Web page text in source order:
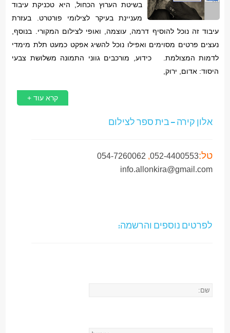
בשיטת הערוץ הכחול, היא טכניקת עיבוד
מעניינת בעיקר לצילומי פורטרט. בעזרת
עיבוד זה נוכל להוסיף דרמה, עוצמה, ואופי לצילום המקורי. בנוסף,
נעצים פרטים מסוימים ואפילו נוכל להשיג אפקט כמעט תלת מימדי
לדמות המצולמת. כידוע, מורכבים גווני התמונה משלושת צבעי
היסוד: אדום, ירוק,
קרא עוד +
אלון קירה – בית ספר לצילום
טל:052-4400553
,
054-7260062
info.allonkira@gmail.com
לפרטים נוספים והרשמה: